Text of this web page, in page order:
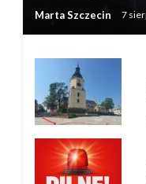
Marta Szczecin 7